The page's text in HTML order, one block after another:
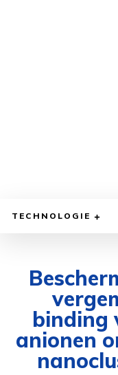
TECHNOLOGIE
binding
anionen